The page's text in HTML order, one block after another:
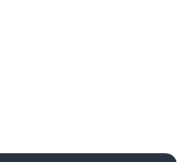
Zurück nach oben